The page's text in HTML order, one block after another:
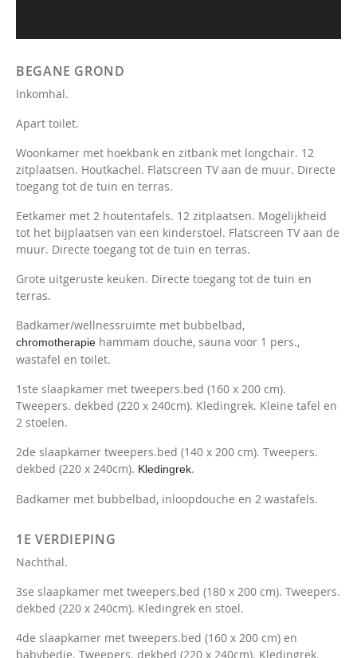
BEGANE GROND
Inkomhal.
Apart toilet.
Woonkamer met hoekbank en zitbank met longchair. 12
zitplaatsen. Houtkachel. Flatscreen TV aan de muur. Directe
toegang tot de tuin en terras.
Eetkamer met 2 houtentafels. 12 zitplaatsen. Mogelijkheid
tot het bijplaatsen van een kinderstoel. Flatscreen TV aan de
muur. Directe toegang tot de tuin en terras.
Grote uitgeruste keuken. Directe toegang tot de tuin en
terras.
Badkamer/wellnessruimte met bubbelbad,
chromotherapie hammam douche, sauna voor 1 pers.,
wastafel en toilet.
1ste slaapkamer met tweepers.bed (160 x 200 cm).
Tweepers. dekbed (220 x 240cm). Kledingrek. Kleine tafel en
2 stoelen.
2de slaapkamer tweepers.bed (140 x 200 cm). Tweepers.
dekbed (220 x 240cm). Kledingrek.
Badkamer met bubbelbad, inloopdouche en 2 wastafels.
1E VERDIEPING
Nachthal.
3se slaapkamer met tweepers.bed (180 x 200 cm). Tweepers.
dekbed (220 x 240cm). Kledingrek en stoel.
4de slaapkamer met tweepers.bed (160 x 200 cm) en
babybedje. Tweepers. dekbed (220 x 240cm). Kledingrek.